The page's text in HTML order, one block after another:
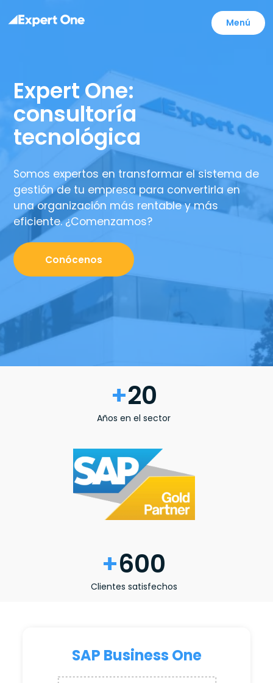
Menú
Expert One:
consultoría
tecnológica
Somos expertos en transformar el sistema de
gestión de tu empresa para convertirla en
una organización más rentable y más
eficiente. ¿Comenzamos?
Conócenos
+20
Años en el sector
+600
Clientes satisfechos
SAP Business One